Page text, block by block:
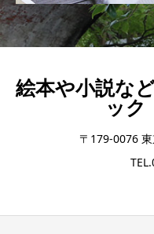
絵本や小説な
ック
〒179-0076